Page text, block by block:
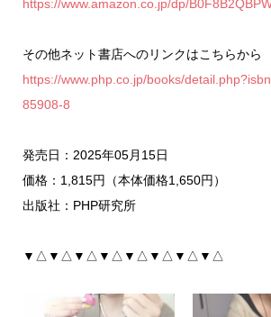
https://www.amazon.co.jp/dp/
その他ネット書店へのリンクはこちらから
https://www.php.co.jp/books/
85908-8
発売日：2025年05月15日
価格：1,815円（本体価格1,650円）
出版社：PHP研究所
▼△▼△▼△▼△▼△▼△▼△▼△